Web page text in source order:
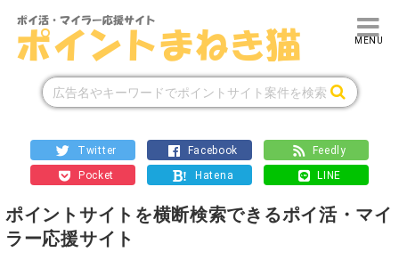
Twitter Facebook
Feedly
Pocket
! Hatena LINE
ポイントサイトを横断検索できるポイ活・マイ
ラー応援サイト